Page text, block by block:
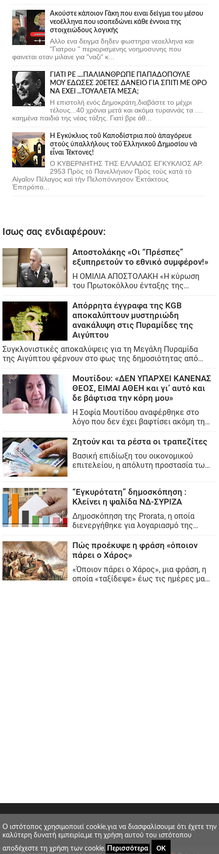
Ακούστε κάποιον Γάκη που ειναι δείγμα του μέσου
νεοέλληνα που ισοπεδώνει κάθε έννοια της
στοιχειώδους λογικής
Αλλο ενα δειγμα δηδεν φωστηρα νεοελληνα και
"Γιατρου " περιορισμενης νοημοσυνης που
φαινεται οταν μιλανε για "ναζι" κ...
ΓΙΑΤΙ ΡΕ ....ΠΑΛΙΑΝΘΡΩΠΕ ΠΑΠΑΔΟΠΟΥΛΕ
ΜΟΥ ΕΔΩΣΕΣ 20ΕΤΕΣ ΔΑΝΕΙΟ ΓΙΑ ΣΠΙΤΙ ΜΕ ΟΡΟ
ΝΑ ΕΧΕΙ ...ΤΟΥΑΛΕΤΑ ΜΕΣΑ;
Η επιστολή ενός Δημοκράτη,διαβάστε το μέχρι
τέλους...40 χρόνια μετά και ακόμα τυραννάς τα ....
καημένα παιδιά της νέας τάξης. Γιατί βρε άθ...
Ἡ Ἐγκύκλιος τοῦ Καποδίστρια ποὺ ἀπαγόρευε
στοὺς ὑπαλλήλους τοῦ Ἑλληνικοῦ Δημοσίου νὰ
εἶναι Τέκτονες!
Ο ΚΥΒΕΡΝΗΤΗΣ ΤΗΣ ΕΛΛΑΔΟΣ ΕΓΚΥΚΛΙΟΣ ΑΡ.
2953 Πρὸς τὸ Πανελλήνιον Πρὸς τοὺς κατὰ τὸ
Αἰγαῖον Πέλαγος καὶ τὴν Πελοπόννησον Ἐκτάκτους
Ἐπιτρόπο...
O ιστότοπος χρησιμοποιεί cookie,για να διασφαλίσουμε ότι έχετε την
καλύτερη δυνατή εμπειρία,με τη χρήση αυτού του ιστότοπου
αποδέχεστε τη χρήση των cookie.
Περισσότερα ΟΚ